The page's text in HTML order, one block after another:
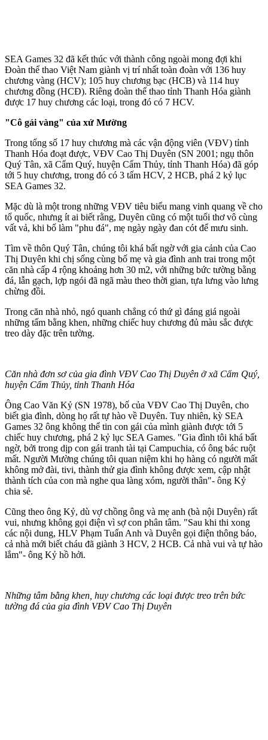
SEA Games 32 đã kết thúc với thành công ngoài mong đợi khi
Đoàn thể thao Việt Nam giành vị trí nhất toàn đoàn với 136 huy
chương vàng (HCV); 105 huy chương bạc (HCB) và 114 huy
chương đồng (HCĐ). Riêng đoàn thể thao tỉnh Thanh Hóa giành
được 17 huy chương các loại, trong đó có 7 HCV.
"Cô gái vàng" của xứ Mường
Trong tổng số 17 huy chương mà các vận động viên (VĐV) tỉnh
Thanh Hóa đoạt được, VĐV Cao Thị Duyên (SN 2001; ngụ thôn
Quý Tân, xã Cẩm Quý, huyện Cẩm Thủy, tỉnh Thanh Hóa) đã góp
tới 5 huy chương, trong đó có 3 tấm HCV, 2 HCB, phá 2 kỷ lục
SEA Games 32.
Mặc dù là một trong những VĐV tiêu biểu mang vinh quang về cho
tổ quốc, nhưng ít ai biết rằng, Duyên cũng có một tuổi thơ vô cùng
vất vả, khi bố làm "phu đá", mẹ ngày ngày đan cót để mưu sinh.
Tìm về thôn Quý Tân, chúng tôi khá bất ngờ với gia cảnh của Cao
Thị Duyên khi chị sống cùng bố mẹ và gia đình anh trai trong một
căn nhà cấp 4 rộng khoảng hơn 30 m2, với những bức tường bằng
đá, lẫn gạch, lợp ngói đã ngã màu theo thời gian, tựa lưng vào lưng
chừng đồi.
Trong căn nhà nhỏ, ngó quanh chẳng có thứ gì đáng giá ngoài
những tấm bằng khen, những chiếc huy chương đủ màu sắc được
treo dày đặc trên tường.
Căn nhà đơn sơ của gia đình VĐV Cao Thị Duyên ở xã Cẩm Quý,
huyện Cẩm Thủy, tỉnh Thanh Hóa
Ông Cao Văn Kỷ (SN 1978), bố của VĐV Cao Thị Duyên, cho
biết gia đình, dòng họ rất tự hào về Duyên. Tuy nhiên, kỳ SEA
Games 32 ông không thể tin con gái của mình giành được tới 5
chiếc huy chương, phá 2 kỷ lục SEA Games. "Gia đình tôi khá bất
ngờ, bởi trong dịp con gái tranh tài tại Campuchia, có ông bác ruột
mất. Người Mường chúng tôi quan niệm khi họ hàng có người mất
không mở đài, tivi, thành thử gia đình không được xem, cập nhật
thành tích của con mà nghe qua làng xóm, người thân"- ông Kỷ
chia sẻ.
Cũng theo ông Kỷ, dù vợ chồng ông và mẹ anh (bà nội Duyên) rất
vui, nhưng không gọi điện vì sợ con phân tâm. "Sau khi thi xong
các nội dung, HLV Phạm Tuấn Anh và Duyên gọi điện thông báo,
cả nhà mới biết cháu đã giành 3 HCV, 2 HCB. Cả nhà vui và tự hào
lắm"- ông Kỷ hồ hởi.
Những tâm bằng khen, huy chương các loại được treo trên bức
tường đá của gia đình VĐV Cao Thị Duyên